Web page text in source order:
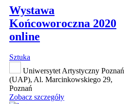
Wystawa
Końcoworoczna 2020
online
Sztuka
Uniwersytet Artystyczny Poznań
(UAP), Al. Marcinkowskiego 29,
Poznań
Zobacz szczegóły